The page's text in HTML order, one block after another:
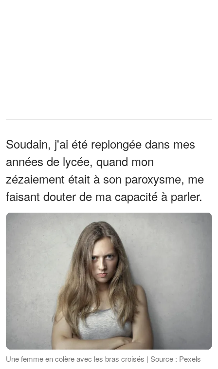
Soudain, j'ai été replongée dans mes
années de lycée, quand mon
zézaiement était à son paroxysme, me
faisant douter de ma capacité à parler.
Une femme en colère avec les bras croisés | Source : Pexels